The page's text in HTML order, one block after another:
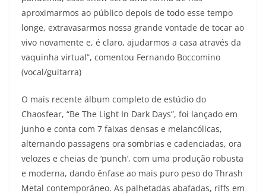
aproximarmos ao público depois de todo esse tempo
longe, extravasarmos nossa grande vontade de tocar ao
vivo novamente e, é claro, ajudarmos a casa através da
vaquinha virtual”, comentou Fernando Boccomino
(vocal/guitarra)
O mais recente álbum completo de estúdio do
Chaosfear, “Be The Light In Dark Days”, foi lançado em
junho e conta com 7 faixas densas e melancólicas,
alternando passagens ora sombrias e cadenciadas, ora
velozes e cheias de ‘punch’, com uma produção robusta
e moderna, dando ênfase ao mais puro peso do Thrash
Metal contemporâneo. As palhetadas abafadas, riffs em